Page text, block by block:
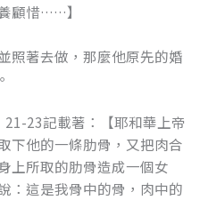
顧惜……】
照著去做，那麼他原先的婚
23記載著：【耶和華上帝
下他的一條肋骨，又把肉合
上所取的肋骨造成一個女
：這是我骨中的骨，肉中的